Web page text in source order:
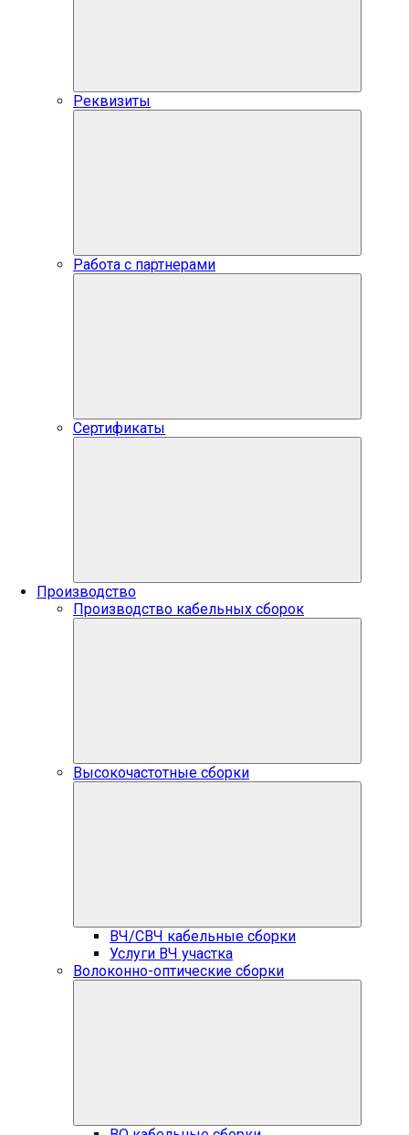
Реквизиты
Работа с партнерами
Сертификаты
Производство
Производство кабельных сборок
Высокочастотные сборки
ВЧ/СВЧ кабельные сборки
Услуги ВЧ участка
Волоконно-оптические сборки